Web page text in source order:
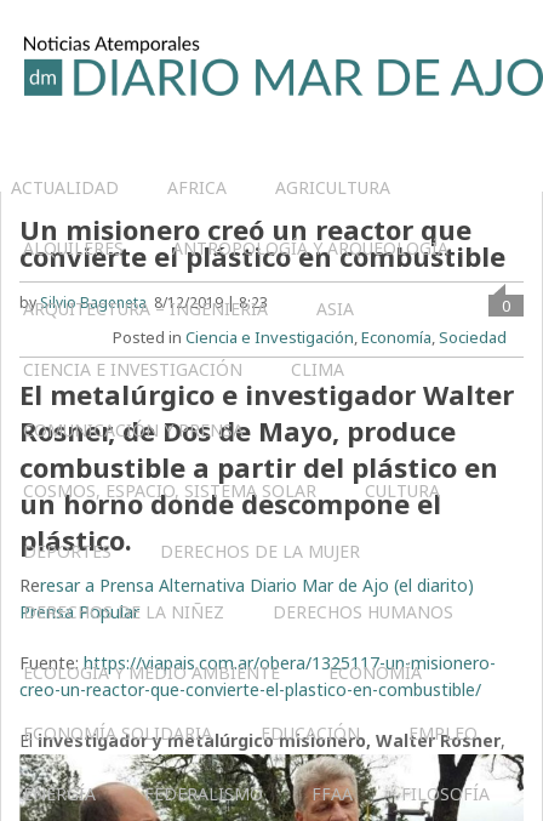
ACTUALIDAD AFRICA AGRICULTURA
ALQUILERES ANTROPOLOGÍA Y ARQUEOLOGÍA
ARQUITECTURA – INGENIERIA ASIA
CIENCIA E INVESTIGACIÓN CLIMA
COMUNICACIÓN Y PRENSA
COSMOS, ESPACIO, SISTEMA SOLAR CULTURA
DEPORTES DERECHOS DE LA MUJER
DERECHOS DE LA NIÑEZ DERECHOS HUMANOS
ECOLOGÍA Y MEDIO AMBIENTE ECONOMÍA
ECONOMÍA SOLIDARIA EDUCACIÓN EMPLEO
ENERGÍA FEDERALISMO FFAA FILOSOFÍA
Un misionero creó un reactor que
convierte el plástico en combustible
bySilvio Bageneta 8/12/2019 | 8:23
0
Posted in Ciencia e Investigación,Economía,Sociedad
El metalúrgico e investigador Walter
Rosner, de Dos de Mayo, produce
combustible a partir del plástico en
un horno donde descompone el
plástico.
Reresar a Prensa Alternativa Diario Mar de Ajo (el diarito)
Prensa Popular
Fuente:https://viapais.com.ar/obera/1325117-un-misionero-
creo-un-reactor-que-convierte-el-plastico-en-combustible/
Elinvestigador y metalúrgico misionero, Walter Rosner,